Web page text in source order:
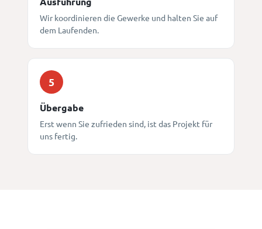
Wir koordinieren die Gewerke und halten Sie auf
dem Laufenden.
5
Übergabe
Erst wenn Sie zufrieden sind, ist das Projekt für
uns fertig.